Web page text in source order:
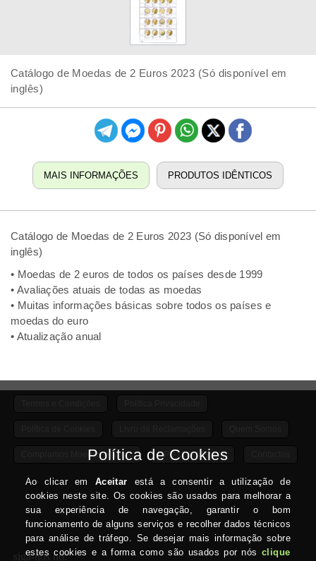
Catálogo de Moedas de 2 Euros 2023 (Só disponível em
inglês)
MAIS INFORMAÇÕES PRODUTOS IDÊNTICOS
Catálogo de Moedas de 2 Euros 2023 (Só disponível em
inglês)
• Moedas de 2 euros de todos os países desde 1999
• Avaliações atuais de todas as moedas
• Muitas informações básicas sobre todos os países e
moedas do euro
• Atualização anual
Compramos Moedas e Notas DPD Lojas Pickup
siga-nos no: